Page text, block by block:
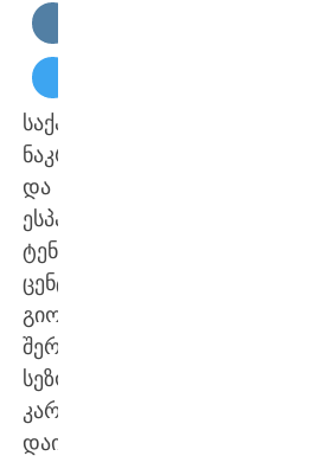
საქართველოს
ნაკრებისა
და
ესპანური
ტენერიფეს
ცენტრმა
გიორგი
შერმადინმა
სეზონი
კარგად
დაიწყო